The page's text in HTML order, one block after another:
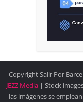
Copyright Salir Por
JEZZ Media | Stock
las imágenes se